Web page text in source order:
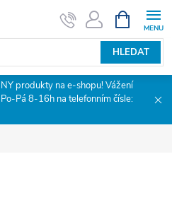
HLEDAT
NÁKUPNÍ
KOŠÍK
produkty na e-shopu! Vážení
Pá 8-16h na telefonním čísle: